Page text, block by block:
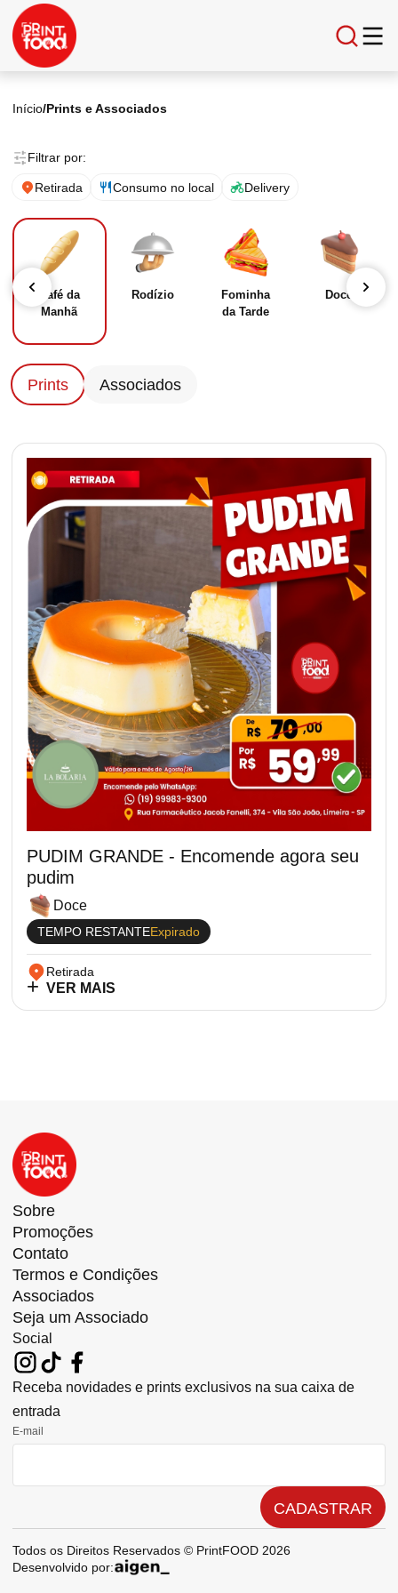
Início/Prints e Associados
Filtrar por:
Retirada Consumo no local Delivery
Café da
Manhã
Rodízio
Fominha
da Tarde
Doce
Prints Associados
PUDIM GRANDE - Encomende agora seu
pudim
Doce
TEMPO RESTANTEExpirado
Retirada
VER MAIS
Sobre
Promoções
Contato
Termos e Condições
Associados
Seja um Associado
Social
Receba novidades e prints exclusivos na sua caixa de
entrada
E-mail
CADASTRAR
Todos os Direitos Reservados © PrintFOOD 2026
Desenvolvido por: